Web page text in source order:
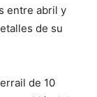
entre abril y
de su
de 10